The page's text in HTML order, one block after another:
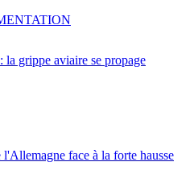
la grippe aviaire se propage
face à la forte hausse